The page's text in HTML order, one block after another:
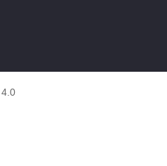
4.0